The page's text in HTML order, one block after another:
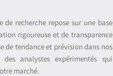
de recherche repose sur une base
rigoureuse et de transparence
de tendance et prévision dans nos
analystes expérimentés qui
marché.